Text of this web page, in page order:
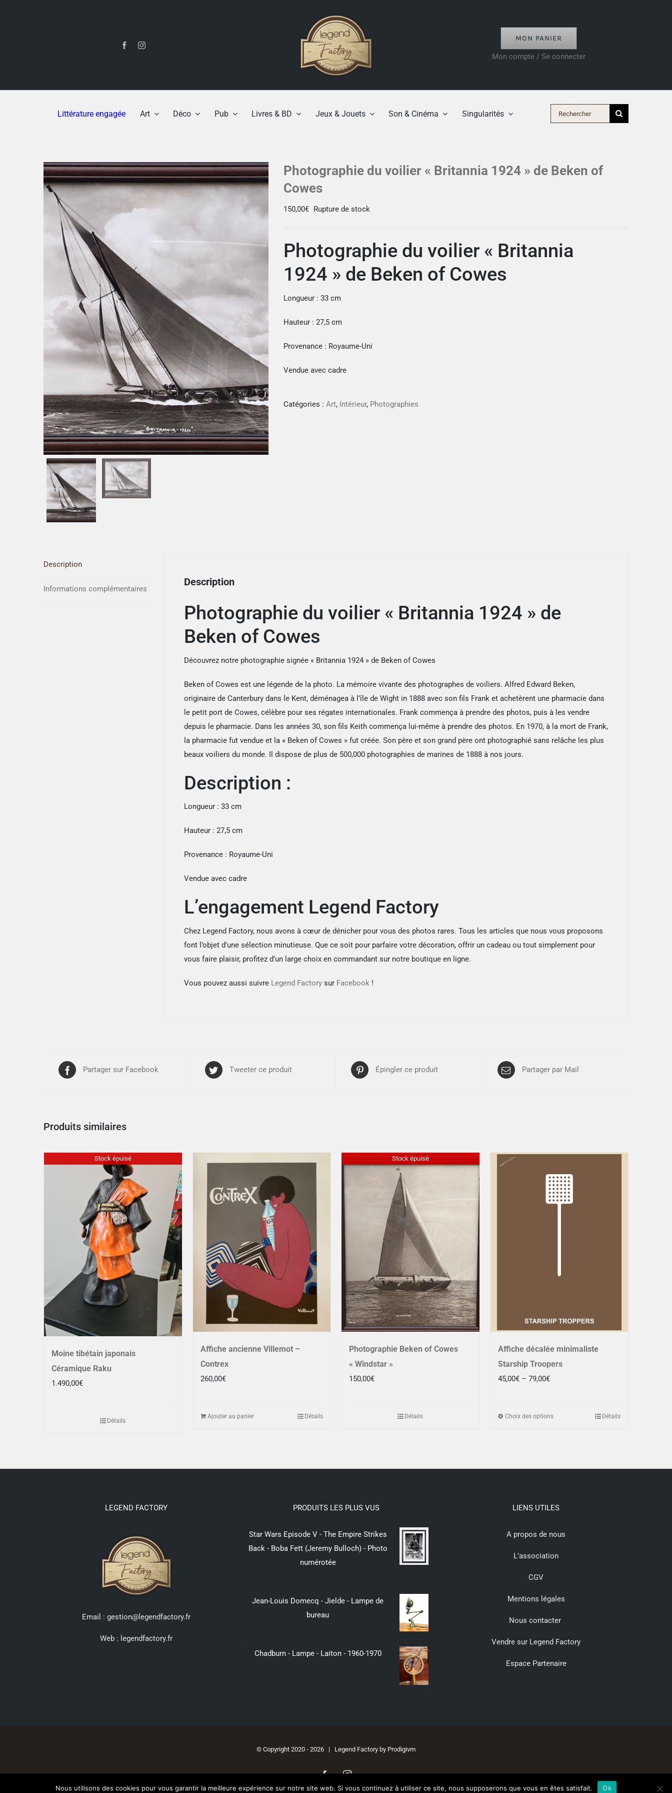
MON PANIER
Mon compte / Se connecter
Littérature engagée Art Déco Pub Livres & BD Jeux & Jouets Son & Cinéma Singularités Rechercher:
Photographie du voilier « Britannia 1924 » de Beken of
Cowes
150,00€ Rupture de stock
Photographie du voilier « Britannia
1924 » de Beken of Cowes
Longueur : 33 cm
Hauteur : 27,5 cm
Provenance : Royaume-Uni
Vendue avec cadre
Catégories : Art, Intérieur, Photographies
Description
Informations complémentaires
Description
Photographie du voilier « Britannia 1924 » de
Beken of Cowes
Découvrez notre photographie signée « Britannia 1924 » de Beken of Cowes
Beken of Cowes est une légende de la photo. La mémoire vivante des photographes de voiliers. Alfred Edward Beken,
originaire de Canterbury dans le Kent, déménagea à l’île de Wight in 1888 avec son fils Frank et achetèrent une pharmacie dans
le petit port de Cowes, célèbre pour ses régates internationales. Frank commença à prendre des photos, puis à les vendre
depuis le pharmacie. Dans les années 30, son fils Keith commença lui-même à prendre des photos. En 1970, à la mort de Frank,
la pharmacie fut vendue et la « Beken of Cowes » fut créée. Son père et son grand père ont photographié sans relâche les plus
beaux voiliers du monde. Il dispose de plus de 500,000 photographies de marines de 1888 à nos jours.
Description :
Longueur : 33 cm
Hauteur : 27,5 cm
Provenance : Royaume-Uni
Vendue avec cadre
L’engagement Legend Factory
Chez Legend Factory, nous avons à cœur de dénicher pour vous des photos rares. Tous les articles que nous vous proposons
font l’objet d’une sélection minutieuse. Que ce soit pour parfaire votre décoration, offrir un cadeau ou tout simplement pour
vous faire plaisir, profitez d’un large choix en commandant sur notre boutique en ligne.
Vous pouvez aussi suivre Legend Factory sur Facebook !
Partager sur Facebook Tweeter ce produit Épingler ce produit Partager par Mail
Produits similaires
Stock épuisé
Moine tibétain japonais
Céramique Raku
1.490,00€
Détails
Affiche ancienne Villemot –
Contrex
260,00€
Ajouter au panier Détails
Stock épuisé
Photographie Beken of Cowes
« Windstar »
150,00€
Détails
Affiche décalée minimaliste
Starship Troopers
45,00€– 79,00€
Choix des options Détails
LEGEND FACTORY
Email : gestion@legendfactory.fr
Web : legendfactory.fr
PRODUITS LES PLUS VUS
Star Wars Episode V - The Empire Strikes
Back - Boba Fett (Jeremy Bulloch) - Photo
numérotée
Jean-Louis Domecq - Jielde - Lampe de
bureau
Chadburn - Lampe - Laiton - 1960-1970
LIENS UTILES
A propos de nous
L’association
CGV
Mentions légales
Nous contacter
Vendre sur Legend Factory
Espace Partenaire
© Copyright 2020 - 2026 | Legend Factory by Prodigivm
Nous utilisons des cookies pour vous garantir la meilleure expérience sur notre site web. Si vous continuez à utiliser ce site, nous supposerons que vous en êtes satisfait. Ok